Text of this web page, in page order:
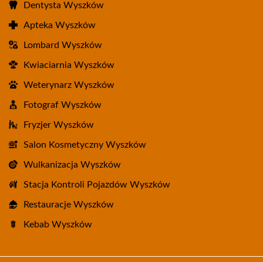
Dentysta Wyszków
Apteka Wyszków
Lombard Wyszków
Kwiaciarnia Wyszków
Weterynarz Wyszków
Fotograf Wyszków
Fryzjer Wyszków
Salon Kosmetyczny Wyszków
Wulkanizacja Wyszków
Stacja Kontroli Pojazdów Wyszków
Restauracje Wyszków
Kebab Wyszków